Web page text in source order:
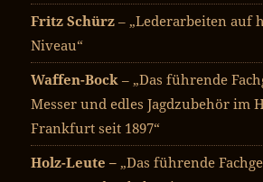
Fritz Schürz– „Lederarbeiten auf
Niveau“
Waffen-Bock – „Das führende
Messer und edles Jagdzubehör im
Frankfurt seit 1897“
Holz-Leute –„Das führende